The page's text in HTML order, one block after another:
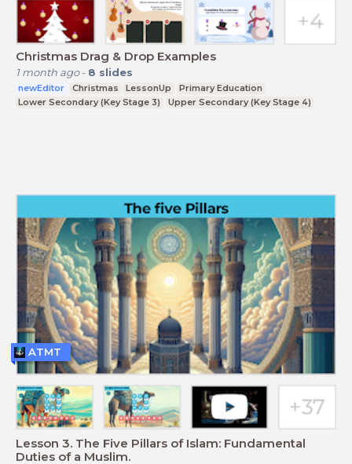
Christmas Drag & Drop Examples
1 month ago- 8 slides
newEditor Christmas LessonUp
Primary Education
Lower Secondary (Key Stage 3)
Upper Secondary (Key Stage 4)
Lesson 3. The Five Pillars of Islam: Fundamental
Duties of a Muslim.
ATMT